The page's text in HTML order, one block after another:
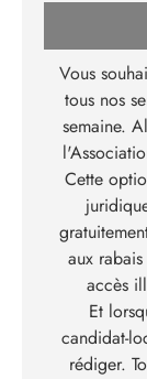
Vous
tous nos
semaine.
Cette
aux
accès
Et
candidat-
rédiger.